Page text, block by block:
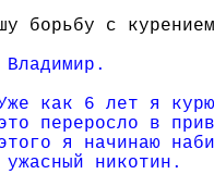
борьбу с
как 6 лет я
переросло в
я начинаю
никотин.